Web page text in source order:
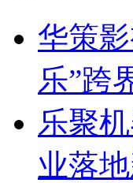
华策
乐”跨
乐聚
业落